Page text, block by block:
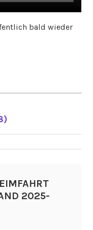
bald wieder
2025-